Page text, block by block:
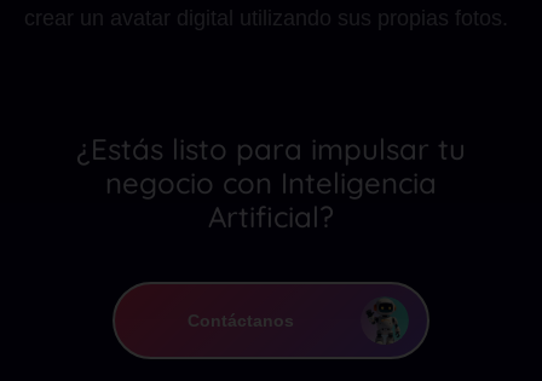
crear un avatar digital utilizando sus propias fotos.
¿Estás listo para impulsar tu
negocio con Inteligencia
Artificial?
Contáctanos